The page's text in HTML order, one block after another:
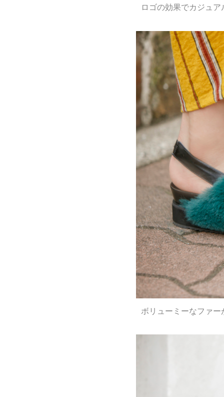
ロゴの効果でカジュ
ボリューミーなファ